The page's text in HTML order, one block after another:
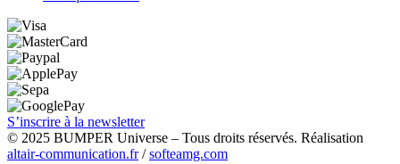
S’inscrire à la newsletter
© 2025 BUMPER Universe – Tous droits réservés. Réalisation
altair-communication.fr/softeamg.com